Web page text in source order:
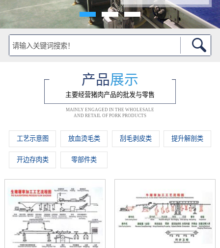
产品展示
主要经营猪肉产品的批发与零售
MAINLY ENGAGED IN THE WHOLESALE
AND RETAIL OF PORK PRODUCTS
工艺示意图 放血烫毛类 刮毛剥皮类 提升解剖类
开边存肉类 零部件类